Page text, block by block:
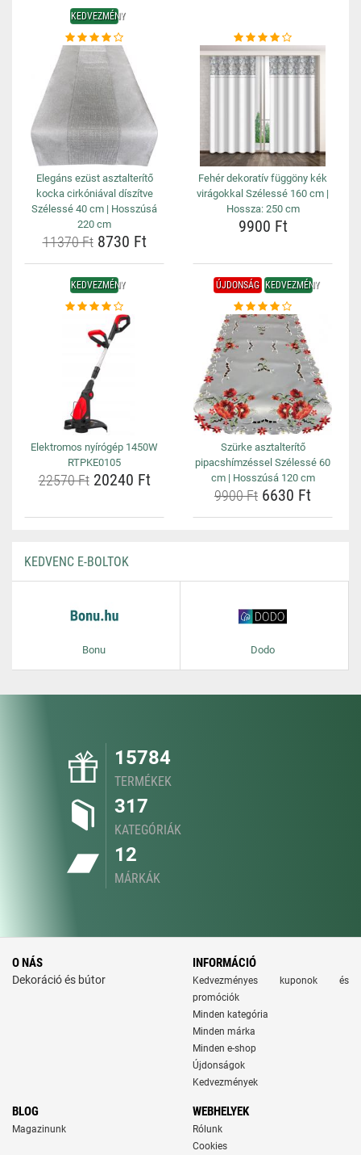
KEDVEZMÉNY
Elegáns ezüst asztalterítő
kocka cirkóniával díszítve
Szélessé 40 cm | Hosszúsá
220 cm
11370 Ft8730 Ft
Fehér dekoratív függöny kék
virágokkal Szélessé 160 cm |
Hossza: 250 cm
9900 Ft
KEDVEZMÉNY
Elektromos nyírógép 1450W
RTPKE0105
22570 Ft20240 Ft
ÚJDONSÁG KEDVEZMÉNY
Szürke asztalterítő
pipacshímzéssel Szélessé 60
cm | Hosszúsá 120 cm
9900 Ft 6630 Ft
KEDVENC E-BOLTOK
Bonu Dodo
15784
TERMÉKEK
317
KATEGÓRIÁK
12
MÁRKÁK
O NÁS
Dekoráció és bútor
INFORMÁCIÓ
Kedvezményes kuponok és
promóciók
Minden kategória
Minden márka
Minden e-shop
Újdonságok
Kedvezmények
BLOG
Magazinunk
WEBHELYEK
Rólunk
Cookies